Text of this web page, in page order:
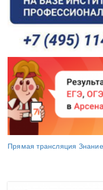
Прямая трансляция